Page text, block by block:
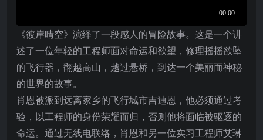
《彼岸晴空》演绎了一段感人的冒险故事。这是一个讲
述了一位年轻的工程师面对命运和欲望，修理摇摇欲坠
的飞行器，翻越高山，越过悬桥，到达一个美丽而神秘
的世界的故事。
肖恩被派到远离家乡的飞行城市吉迪恩，他必须通过考
验，以工程师的身份荣耀而归，否则他将面临被驱逐的
命运。通过无线电联络，肖恩和另一位实习工程师艾琳